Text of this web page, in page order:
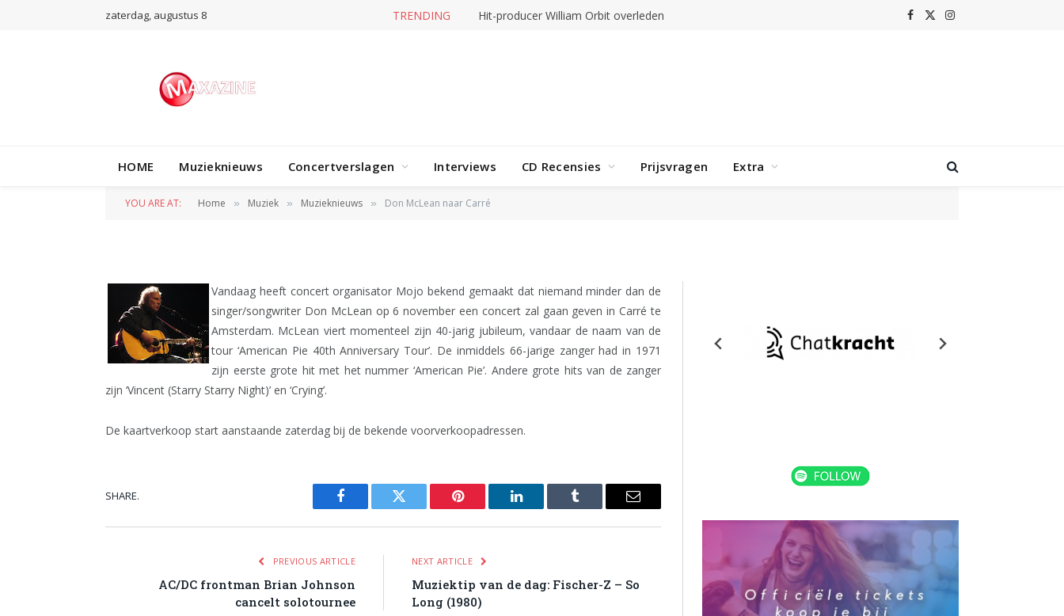
zaterdag, augustus 8 TRENDING Hit-producer William Orbit overleden Facebook
X
Instagram
HOME Muzieknieuws Concertverslagen Interviews CD Recensies Prijsvragen Extra
YOU ARE AT: Home » Muziek » Muzieknieuws » Don McLean naar Carré
Don McLean naar Carré
Vandaag heeft concert organisator Mojo bekend gemaakt dat niemand minder dan de
singer/songwriter Don McLean op 6 november een concert zal gaan geven in Carré te
Amsterdam. McLean viert momenteel zijn 40-jarig jubileum, vandaar de naam van de
tour ‘American Pie 40th Anniversary Tour’. De inmiddels 66-jarige zanger had in 1971
zijn eerste grote hit met het nummer ‘American Pie’. Andere grote hits van de zanger
zijn ‘Vincent (Starry Starry Night)’ en ‘Crying’.
De kaartverkoop start aanstaande zaterdag bij de bekende voorverkoopadressen.
SHARE.
Facebook Twitter Pinterest LinkedIn Tumblr Email
PREVIOUS ARTICLE
AC/DC frontman Brian Johnson
cancelt solotournee
NEXT ARTICLE
Muziektip van de dag: Fischer-Z – So
Long (1980)